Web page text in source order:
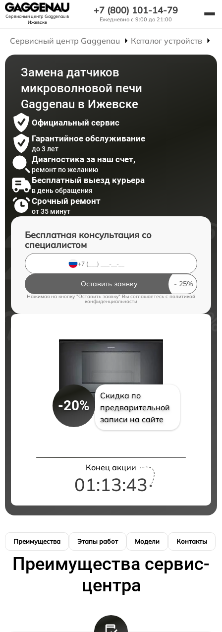
Сервисный центр Gaggenauв
Ижевске
+7 (800) 101-14-79
Ежедневно с 9:00 до 21:00
Сервисный центр Gaggenau Каталог устройств
Замена датчиков
микроволновой печи
Gaggenau в Ижевске
Официальный сервис
Гарантийное обслуживание
до 3 лет
Диагностика за наш счет,
ремонт по желанию
Бесплатный выезд курьера
в день обращения
Срочный ремонт
от 35 минут
Бесплатная консультация со
специалистом
Оставить заявку
Нажимая на кнопку "Оставить заявку" Вы соглашаетесь c политикой
конфиденциальности
-20%
Скидка по
предварительной
записи на сайте
Конец акции
01:13:42
Преимущества Этапы работ Модели Контакты
Преимущества сервис-
центра